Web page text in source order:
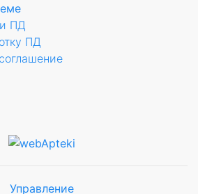
ПД
ПД
Управление